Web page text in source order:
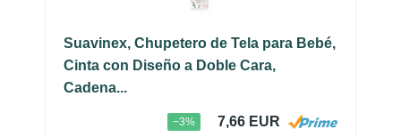
Suavinex, Chupetero de Tela para Bebé,
Cinta con Diseño a Doble Cara,
Cadena...
−3% 7,66 EUR